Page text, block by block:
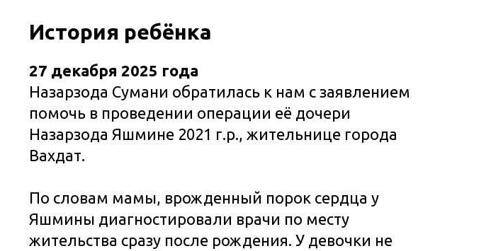
История ребёнка
27 декабря 2025 года
Назарзода Сумани обратилась к нам с заявлением
помочь в проведении операции её дочери
Назарзода Яшмине 2021 г.р., жительнице города
Вахдат.
По словам мамы, врожденный порок сердца у
Яшмины диагностировали врачи по месту
жительства сразу после рождения. У девочки не